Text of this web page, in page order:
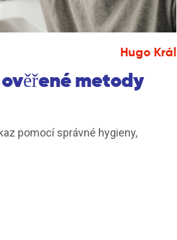
Hugo Král
metody
pomocí správné hygieny,